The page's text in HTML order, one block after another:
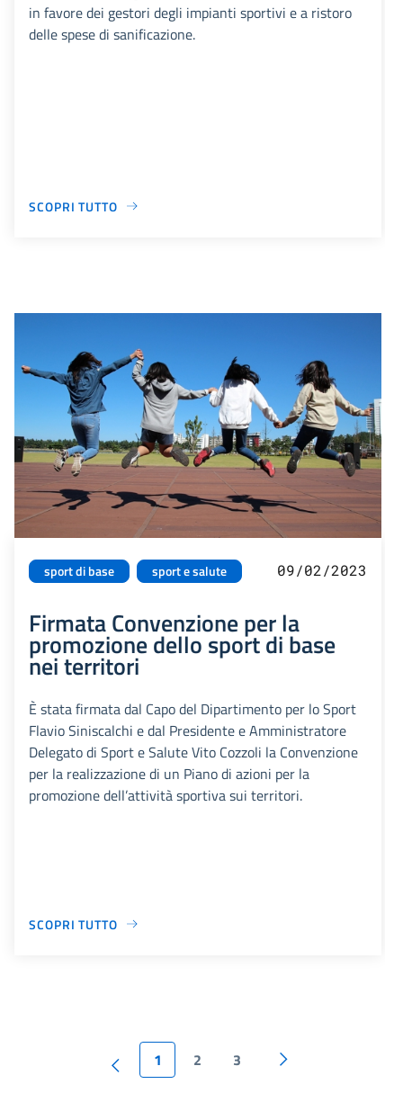
in favore dei gestori degli impianti sportivi e a ristoro
delle spese di sanificazione.
SCOPRI TUTTO
sport di base sport e salute 09/02/2023
Firmata Convenzione per la
promozione dello sport di base
nei territori
È stata firmata dal Capo del Dipartimento per lo Sport
Flavio Siniscalchi e dal Presidente e Amministratore
Delegato di Sport e Salute Vito Cozzoli la Convenzione
per la realizzazione di un Piano di azioni per la
promozione dell’attività sportiva sui territori.
SCOPRI TUTTO
1 2 3